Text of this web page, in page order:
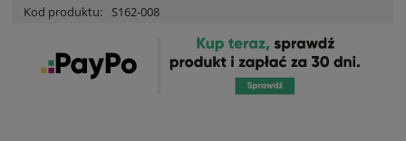
Kod produktu: S162-008